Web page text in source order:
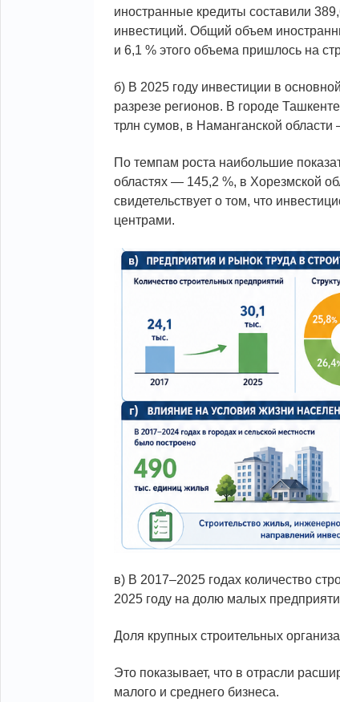
иностранные кредиты составили
инвестиций. Общий объем
и 6,1 % этого объема пришлось на
б) В 2025 году инвестиции в
разрезе регионов. В городе
трлн сумов, в Наманганской
По темпам роста наибольшие
областях — 145,2 %, в Хорезмской
свидетельствует о том, что
центрами.
в) В 2017–2025 годах количество
2025 году на долю малых
Доля крупных строительных
Это показывает, что в отрасли
малого и среднего бизнеса.